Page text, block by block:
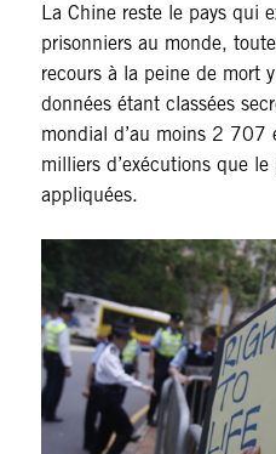
La Chine reste le pays qui
prisonniers au monde,
recours à la peine de mort
données étant classées
mondial d’au moins 2 707
milliers d’exécutions que le
appliquées.